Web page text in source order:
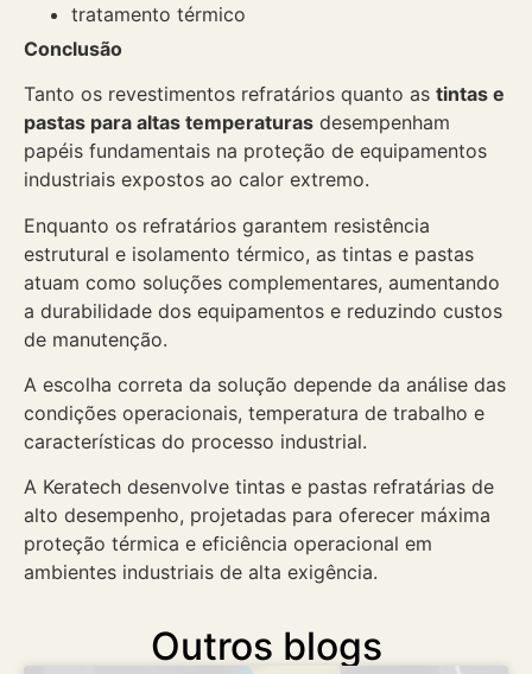
tratamento térmico
Conclusão
Tanto os revestimentos refratários quanto as tintas e
pastas para altas temperaturas desempenham
papéis fundamentais na proteção de equipamentos
industriais expostos ao calor extremo.
Enquanto os refratários garantem resistência
estrutural e isolamento térmico, as tintas e pastas
atuam como soluções complementares, aumentando
a durabilidade dos equipamentos e reduzindo custos
de manutenção.
A escolha correta da solução depende da análise das
condições operacionais, temperatura de trabalho e
características do processo industrial.
A Keratech desenvolve tintas e pastas refratárias de
alto desempenho, projetadas para oferecer máxima
proteção térmica e eficiência operacional em
ambientes industriais de alta exigência.
Outros blogs